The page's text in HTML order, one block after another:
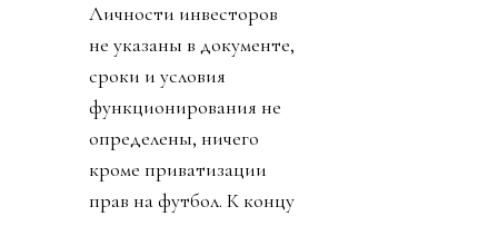
Личности инвесторов
не указаны в документе,
сроки и условия
функционирования не
определены, ничего
кроме приватизации
прав на футбол. К концу